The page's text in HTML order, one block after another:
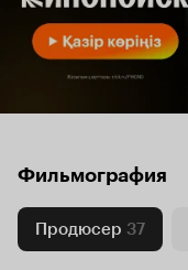
Фильмография
Продюсер 37